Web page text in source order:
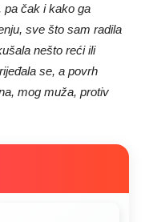
pa čak i kako ga
sve što sam radila
nešto reći ili
se, a povrh
mog muža, protiv